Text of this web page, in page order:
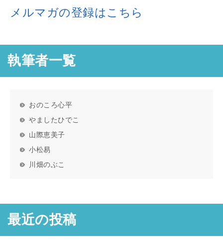
メルマガの登録はこちら
執筆者一覧
おのころ心平
やましたひでこ
山際恵美子
小松易
川畑のぶこ
最近の投稿